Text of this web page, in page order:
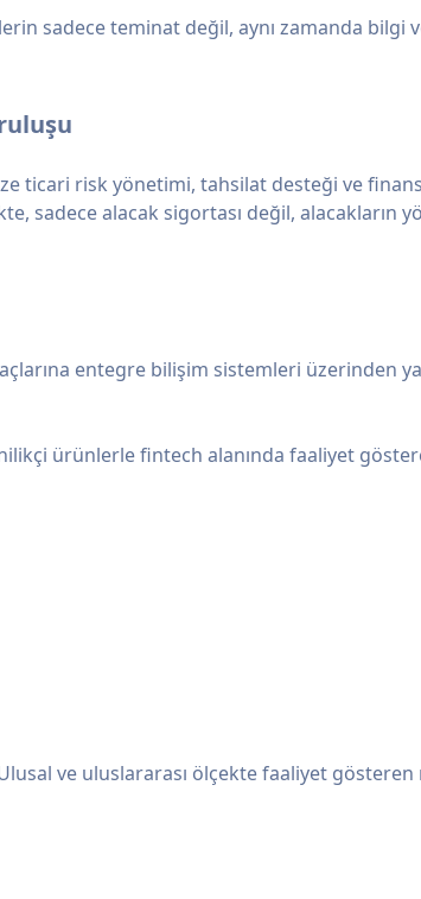
sadece teminat değil, aynı zamanda bilgi
ticari risk yönetimi, tahsilat desteği ve
sadece alacak sigortası değil, alacakların
entegre bilişim sistemleri üzerinden
ürünlerle fintech alanında faaliyet
ve uluslararası ölçekte faaliyet